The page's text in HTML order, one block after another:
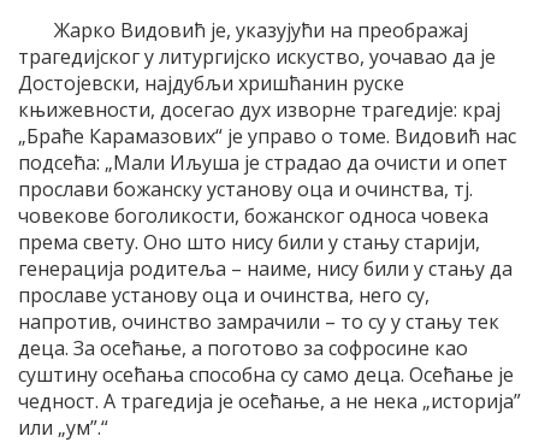
Жарко Видовић је, указујући на преображај
трагедијског у литургијско искуство, уочавао да је
Достојевски, најдубљи хришћанин руске
књижевности, досегао дух изворне трагедије: крај
„Браће Карамазових“ је управо о томе. Видовић нас
подсећа: „Мали Иљуша је страдао да очисти и опет
прослави божанску установу оца и очинства, тј.
човекове боголикости, божанског односа човека
према свету. Оно што нису били у стању старији,
генерација родитеља – наиме, нису били у стању да
прославе установу оца и очинства, него су,
напротив, очинство замрачили – то су у стању тек
деца. За осећање, а поготово за софросине као
суштину осећања способна су само деца. Осећање је
чедност. А трагедија је осећање, а не нека „историја”
или „ум”.“